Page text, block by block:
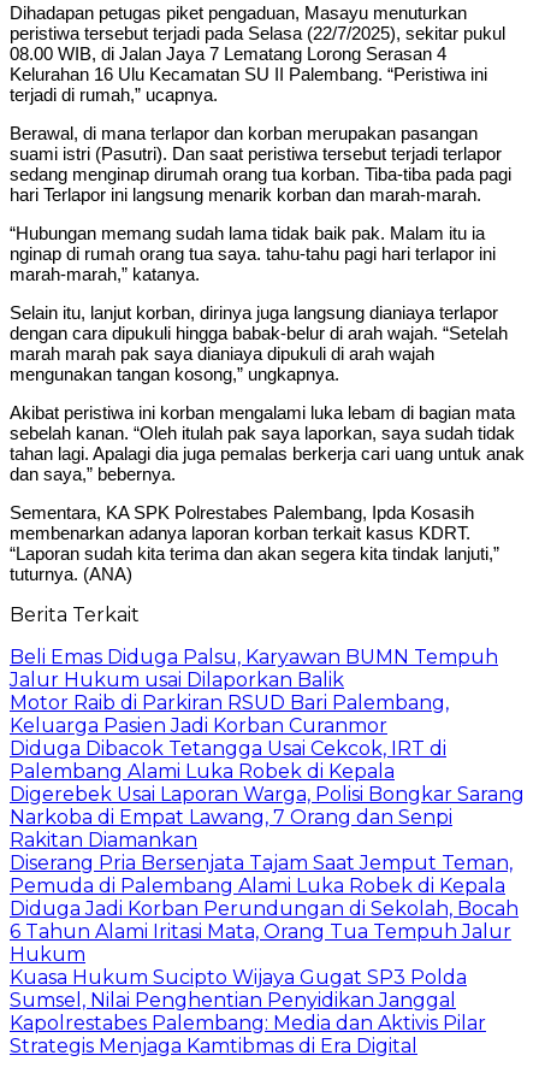
Dihadapan petugas piket pengaduan, Masayu menuturkan
peristiwa tersebut terjadi pada Selasa (22/7/2025), sekitar pukul
08.00 WIB, di Jalan Jaya 7 Lematang Lorong Serasan 4
Kelurahan 16 Ulu Kecamatan SU II Palembang. “Peristiwa ini
terjadi di rumah,” ucapnya.
Berawal, di mana terlapor dan korban merupakan pasangan
suami istri (Pasutri). Dan saat peristiwa tersebut terjadi terlapor
sedang menginap dirumah orang tua korban. Tiba-tiba pada pagi
hari Terlapor ini langsung menarik korban dan marah-marah.
“Hubungan memang sudah lama tidak baik pak. Malam itu ia
nginap di rumah orang tua saya. tahu-tahu pagi hari terlapor ini
marah-marah,” katanya.
Selain itu, lanjut korban, dirinya juga langsung dianiaya terlapor
dengan cara dipukuli hingga babak-belur di arah wajah. “Setelah
marah marah pak saya dianiaya dipukuli di arah wajah
mengunakan tangan kosong,” ungkapnya.
Akibat peristiwa ini korban mengalami luka lebam di bagian mata
sebelah kanan. “Oleh itulah pak saya laporkan, saya sudah tidak
tahan lagi. Apalagi dia juga pemalas berkerja cari uang untuk anak
dan saya,” bebernya.
Sementara, KA SPK Polrestabes Palembang, Ipda Kosasih
membenarkan adanya laporan korban terkait kasus KDRT.
“Laporan sudah kita terima dan akan segera kita tindak lanjuti,”
tuturnya. (ANA)
Berita Terkait
Beli Emas Diduga Palsu, Karyawan BUMN Tempuh
Jalur Hukum usai Dilaporkan Balik
Motor Raib di Parkiran RSUD Bari Palembang,
Keluarga Pasien Jadi Korban Curanmor
Diduga Dibacok Tetangga Usai Cekcok, IRT di
Palembang Alami Luka Robek di Kepala
Digerebek Usai Laporan Warga, Polisi Bongkar Sarang
Narkoba di Empat Lawang, 7 Orang dan Senpi
Rakitan Diamankan
Diserang Pria Bersenjata Tajam Saat Jemput Teman,
Pemuda di Palembang Alami Luka Robek di Kepala
Diduga Jadi Korban Perundungan di Sekolah, Bocah
6 Tahun Alami Iritasi Mata, Orang Tua Tempuh Jalur
Hukum
Kuasa Hukum Sucipto Wijaya Gugat SP3 Polda
Sumsel, Nilai Penghentian Penyidikan Janggal
Kapolrestabes Palembang: Media dan Aktivis Pilar
Strategis Menjaga Kamtibmas di Era Digital